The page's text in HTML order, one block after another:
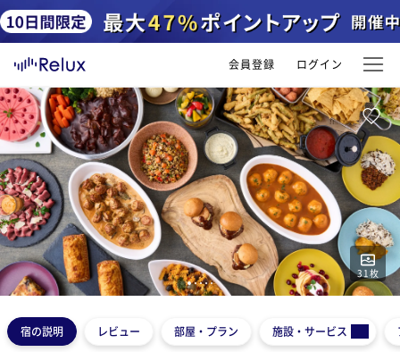
会員登録 ログイン
31 枚
12345
宿の説明 レビュー 部屋・プラン 施設・サービス